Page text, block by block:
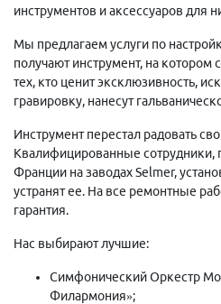
инструментов и аксессуаров для
Мы предлагаем услуги по
получают инструмент, на котором
тех, кто ценит эксклюзивность,
гравировку, нанесут
Инструмент перестал радовать
Квалифицированные
Франции на заводах Selmer,
устранят ее. На все ремонтные
гарантия.
Нас выбирают лучшие:
Симфонический Оркестр
Филармония»;